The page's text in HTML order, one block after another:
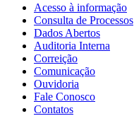
Acesso à informação
Consulta de Processos
Dados Abertos
Auditoria Interna
Correição
Comunicação
Ouvidoria
Fale Conosco
Contatos